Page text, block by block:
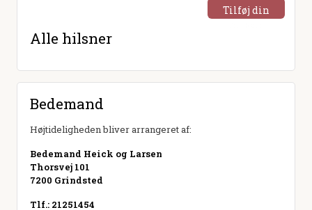
Tilføj din
Alle hilsner
Bedemand
Højtideligheden bliver arrangeret af:
Bedemand Heick og Larsen
Thorsvej 101
7200 Grindsted
Tlf.: 21251454